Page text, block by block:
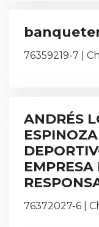
76359219-7 |
ANDRÉS
76372027-6 |